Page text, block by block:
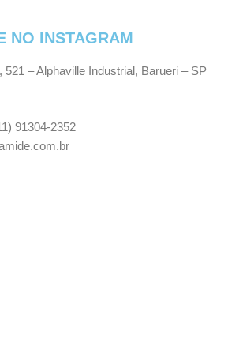
NO INSTAGRAM
521 – Alphaville Industrial, Barueri – SP
91304-2352